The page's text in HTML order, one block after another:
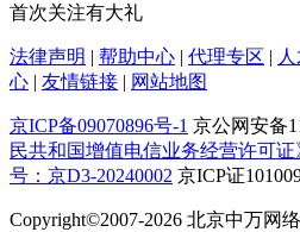
首次关注有大礼
法律声明 | 帮助中心 | 代理专区 |
心 | 友情链接 | 网站地图
京ICP备09070896号-1 京公网安备
民共和国增值电信业务经营许可证
号：京D3-20240002 京ICP证
Copyright©2007-2026 北京中万网